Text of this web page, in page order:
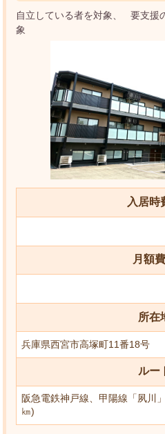
自立している者を対象
要支援
象
入居時
月額
所在
兵庫県西宮市高塚町11番18号
ルー
阪急電鉄神戸線、甲陽線「夙川
㎞)